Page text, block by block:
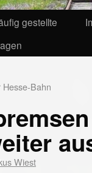
gestellte
Bahn
Wiest